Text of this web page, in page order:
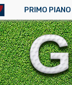
PRIMO PIANO